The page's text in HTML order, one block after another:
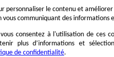
personnaliser le contenu et
vous communiquant des informations
consentez à l'utilisation de ces
plus d’informations et
de confidentialité.